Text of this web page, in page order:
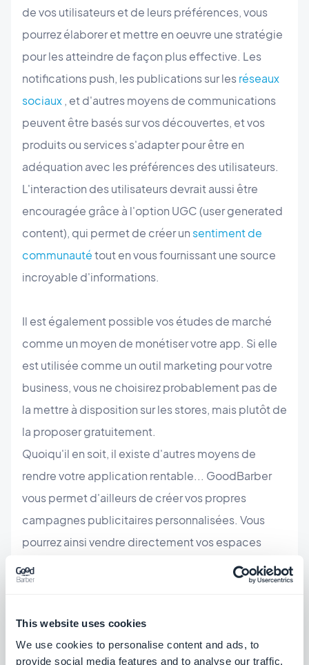
This website uses cookies
We use cookies to personalise content and ads, to
provide social media features and to analyse our traffic.
de vos utilisateurs et de leurs préférences, vous
pourrez élaborer et mettre en oeuvre une stratégie
pour les atteindre de façon plus effective. Les
notifications push, les publications sur lesréseaux
sociaux , et d'autres moyens de communications
peuvent être basés sur vos découvertes, et vos
produits ou services s'adapter pour être en
adéquation avec les préférences des utilisateurs.
L'interaction des utilisateurs devrait aussi être
encouragée grâce à l'option UGC (user generated
content), qui permet de créer un sentiment de
communautétout en vous fournissant une source
incroyable d'informations.
Il est également possible vos études de marché
comme un moyen de monétiser votre app. Si elle
est utilisée comme un outil marketing pour votre
business, vous ne choisirez probablement pas de
la mettre à disposition sur les stores, mais plutôt de
la proposer gratuitement.
Quoiqu'il en soit, il existe d'autres moyens de
rendre votre application rentable... GoodBarber
vous permet d'ailleurs de créer vos propres
campagnes publicitaires personnalisées. Vous
pourrez ainsi vendre directement vos espaces
publicitaires et, en utilisant les données que vous
aurez récoltées; vous pourrez proposer des offres
seront certains que leur produit correspond aux
intérêts de vos utilisateurs.